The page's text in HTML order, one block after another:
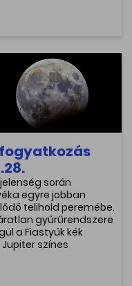
során
egyre jobban
telihold peremébe.
gyűrűrendszere
a Fiastyúk kék
színes